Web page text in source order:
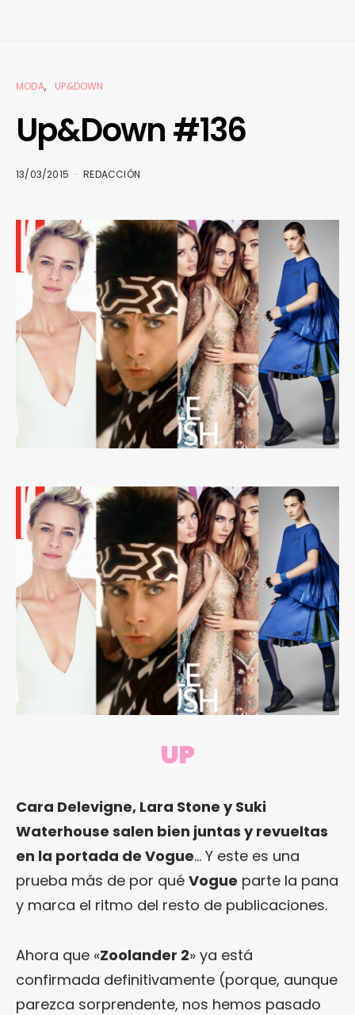
MODA UP&DOWN
Up&Down #136
13/03/2015 REDACCIÓN
UP
Cara Delevigne, Lara Stone y Suki
Waterhouse salen bien juntas y revueltas
en la portada de Vogue… Y este es una
prueba más de por qué Vogue parte la pana
y marca el ritmo del resto de publicaciones.
Ahora que «Zoolander 2» ya está
confirmada definitivamente (porque, aunque
parezca sorprendente, nos hemos pasado